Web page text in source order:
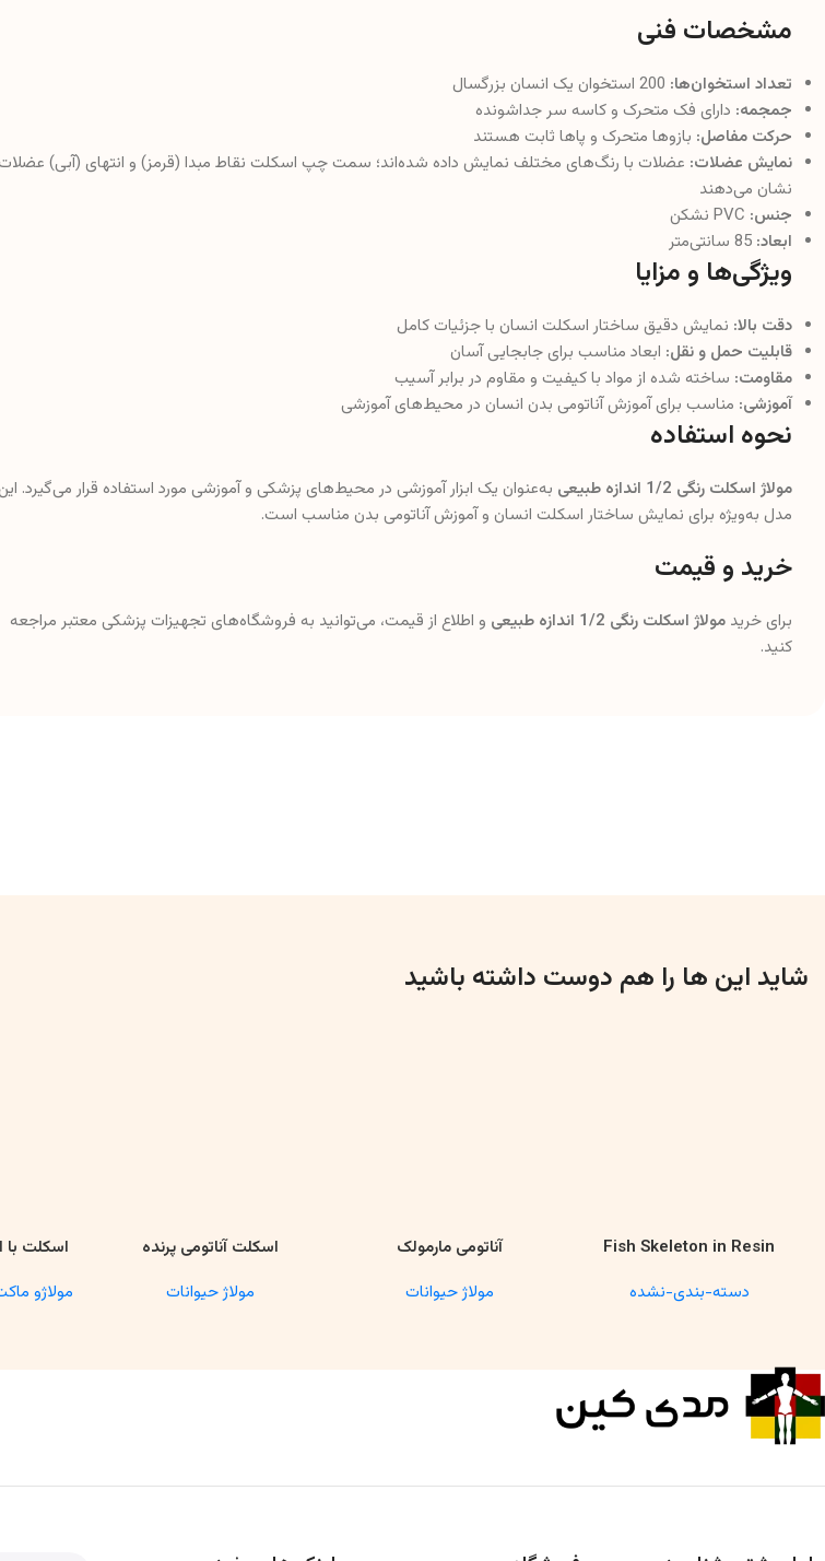
مشخصات فنی
تعداد استخوان‌ها:
جمجمه: دارای فک متحرک و کاسه سر جداشونده
حرکت مفاصل: بازوها متحرک و پاها ثابت هستند
نمایش عضلات: عضلات با رنگ‌های مختلف نمایش داده شده‌اند؛ سمت چپ اسکلت نقاط مبدا (قرمز) و انتهای (آبی) عضلات
نشان می‌دهند
جنس:
ابعاد:
ویژگی‌ها و مزایا
دقت بالا: نمایش دقیق ساختار اسکلت انسان با جزئیات کامل
قابلیت حمل و نقل: ابعاد مناسب برای جابجایی آسان
مقاومت: ساخته شده از مواد با کیفیت و مقاوم در برابر آسیب
آموزشی: مناسب برای آموزش آناتومی بدن انسان در محیط‌های آموزشی
نحوه استفاده
مولاژ اسکلت رنگی 1/2 اندازه طبیعی
به‌عنوان یک ابزار آموزشی در محیط‌های پزشکی و آموزشی مورد استفاده قرار می‌گیرد.
مدل به‌ویژه برای نمایش ساختار اسکلت انسان و آموزش آناتومی بدن مناسب است.
خرید و قیمت
برای خرید مولاژ اسکلت رنگی 1/2 اندازه طبیعی
و اطلاع از قیمت، می‌توانید به فروشگاه‌های تجهیزات پزشکی معتبر مراجعه
کنید.
شاید این ها را هم دوست داشته باشید
اطلاعات بیشتر
Fish Skeleton in Resin
Anatomy Specimen
دسته-بندی-نشده
اطلاعات بیشترآناتومی مارمولک
مولاژ حیوانات
اطلاعات بیشتر
اسکلت آناتومی پرنده
مولاژ حیوانات
اطلاعات
اسکلت با
مولاژو